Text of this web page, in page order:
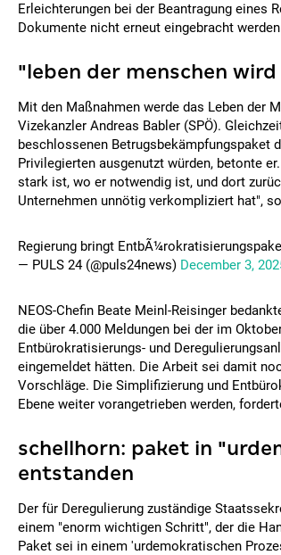
Erleichterungen bei der Beantragung eines
Dokumente nicht erneut eingebracht
"leben der menschen
Mit den Maßnahmen werde das Leben der
Vizekanzler Andreas Babler (SPÖ).
beschlossenen Betrugsbekämpfungspaket
Privilegierten ausgenutzt würden, betonte
stark ist, wo er notwendig ist, und dort
Unternehmen unnötig verkompliziert hat",
Regierung bringt
— PULS 24 (@puls24news) December 3,
NEOS-Chefin Beate Meinl-Reisinger
die über 4.000 Meldungen bei der im
Entbürokratisierungs- und
eingemeldet hätten. Die Arbeit sei damit
Vorschläge. Die Simplifizierung und
Ebene weiter vorangetrieben werden,
schellhorn: paket in
entstanden
Der für Deregulierung zuständige
einem "enorm wichtigen Schritt", der die
Paket sei in einem 'urdemokratischen